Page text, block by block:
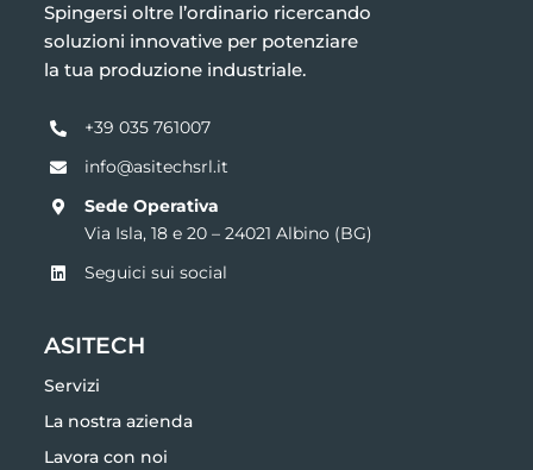
Spingersi oltre l’ordinario ricercando
soluzioni innovative per potenziare
la tua produzione industriale.
+39 035 761007
info@asitechsrl.it
Sede Operativa
Via Isla, 18 e 20 –24021 Albino (BG)
Seguici sui social
ASITECH
Servizi
La nostra azienda
Lavora con noi